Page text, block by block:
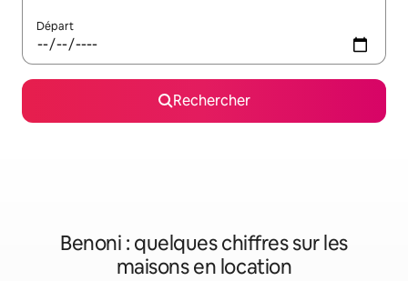
Départ
Rechercher
Benoni : quelques chiffres sur les
maisons en location